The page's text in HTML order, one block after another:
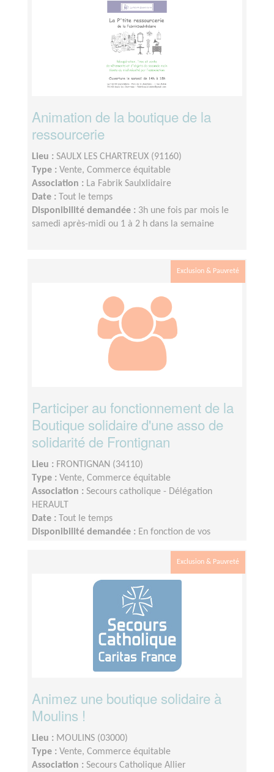
Animation de la boutique de la
ressourcerie
Lieu : SAULX LES CHARTREUX (91160)
Type : Vente, Commerce équitable
Association : La Fabrik Saulxlidaire
Date :
Tout le temps
Disponibilité demandée : 3h une fois par mois le
samedi après-midi ou 1 à 2 h dans la semaine
Exclusion & Pauvreté
Participer au fonctionnement de la
Boutique solidaire d'une asso de
solidarité de Frontignan
Lieu : FRONTIGNAN (34110)
Type : Vente, Commerce équitable
Association : Secours catholique - Délégation
HERAULT
Date :
Tout le temps
Disponibilité demandée : En fonction de vos
Exclusion & Pauvreté
Animez une boutique solidaire à
Moulins !
Lieu : MOULINS (03000)
Type : Vente, Commerce équitable
Association : Secours Catholique Allier